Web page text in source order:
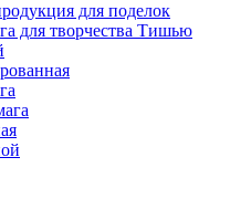
для поделок
для творчества Тишью